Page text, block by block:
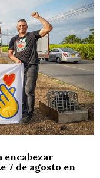
encabezar
7 de agosto en